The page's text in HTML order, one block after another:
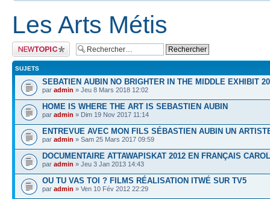
Les Arts Métis
Publier un nouveau
sujet
SUJETS
SEBATIEN AUBIN NO BRIGHTER IN THE MIDDLE EXHIBIT
par admin » Jeu 8 Mars 2018 12:02
HOME IS WHERE THE ART IS SEBASTIEN AUBIN
par admin » Dim 19 Nov 2017 11:14
ENTREVUE AVEC MON FILS SÉBASTIEN AUBIN UN
par admin » Sam 25 Mars 2017 09:59
DOCUMENTAIRE ATTAWAPISKAT 2012 EN FRANÇAIS
par admin » Jeu 3 Jan 2013 14:43
OU TU VAS TOI ? FILMS RÉALISATION ITWÉ SUR TV5
par admin » Ven 10 Fév 2012 22:29